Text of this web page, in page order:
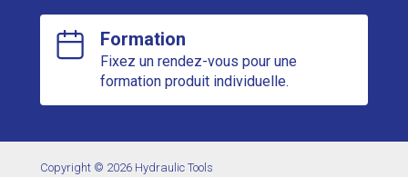
Formation
Fixez un rendez-vous pour une
formation produit individuelle.
Copyright © 2026 Hydraulic Tools